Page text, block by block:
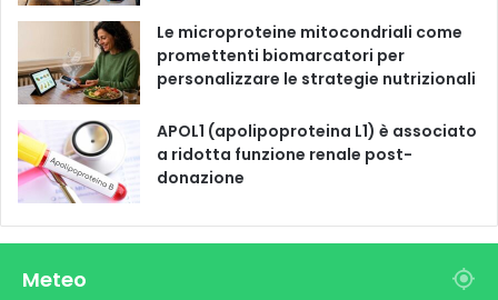
Le microproteine ​​mitocondriali come
promettenti biomarcatori per
personalizzare le strategie nutrizionali
APOL1 (apolipoproteina L1) è associato
a ridotta funzione renale post-
donazione
Meteo